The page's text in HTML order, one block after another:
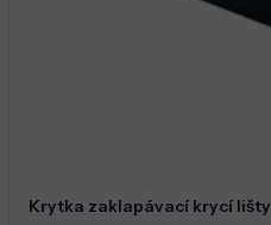
Krytka zaklapávací krycí lišty